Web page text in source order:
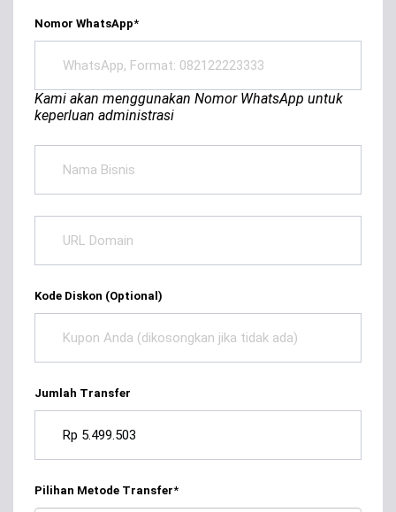
Nomor WhatsApp*
Kami akan menggunakan Nomor WhatsApp untuk
keperluan administrasi
Kode Diskon (Optional)
Jumlah Transfer
Pilihan Metode Transfer*